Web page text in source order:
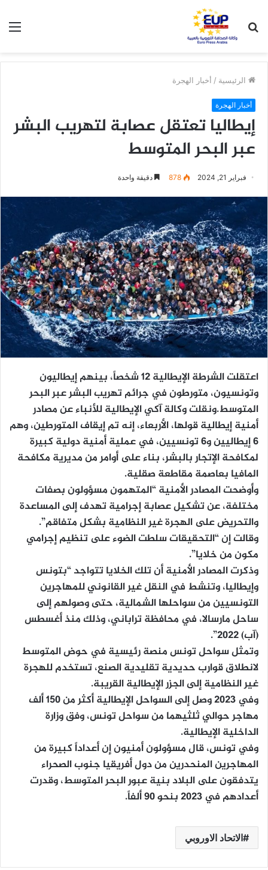
عن
الرئيسية / أخبار الهجرة
أخبار الهجرة
إيطاليا تعتقل عصابة لتهريب البشر
عبر البحر المتوسط
فبراير 21, 2024 878 دقيقة واحدة
اعتقلت الشرطة الإيطالية 12 شخصاً، بينهم إيطاليون
وتونسيون، متورطون في جرائم تهريب البشر عبر البحر
المتوسط.ونقلت وكالة آكي الإيطالية للأنباء عن مصادر
أمنية إيطالية قولها، الأربعاء، إنه تم إيقاف المتورطين، وهم
6 إيطاليين و6 تونسيين، في عملية أمنية دولية كبيرة
لمكافحة الإتجار بالبشر، بناء على أوامر من مديرية مكافحة
المافيا بعاصمة مقاطعة صقلية.
وأوضحت المصادر الأمنية “المتهمون مسؤولون بصفات
مختلفة، عن تشكيل عصابة إجرامية تهدف إلى المساعدة
والتحريض على الهجرة غير النظامية بشكل متفاقم”.
وقالت إن “التحقيقات سلطت الضوء على تنظيم إجرامي
مكون من خلايا”.
وذكرت المصادر الأمنية أن تلك الخلايا تتواجد “بتونس
وإيطاليا، وتنشط في النقل غير القانوني للمهاجرين
التونسيين من سواحلها الشمالية، حتى وصولهم إلى
ساحل مارسالا، في محافظة تراباني، وذلك منذ أغسطس
(آب) 2022”.
وتمثل سواحل تونس منصة رئيسية في حوض المتوسط
لانطلاق قوارب حديدية تقليدية الصنع، تستخدم للهجرة
غير النظامية إلى الجزر الإيطالية القريبة.
وفي 2023 وصل إلى السواحل الإيطالية أكثر من 150 ألف
مهاجر حوالي ثلثيهما من سواحل تونس، وفق وزارة
الداخلية الإيطالية.
وفي تونس، قال مسؤولون أمنيون إن أعداداً كبيرة من
المهاجرين المنحدرين من دول أفريقيا جنوب الصحراء
يتدفقون على البلاد بنية عبور البحر المتوسط، وقدرت
أعدادهم في 2023 بنحو 90 ألفاً.
الاتحاد الاوروبي